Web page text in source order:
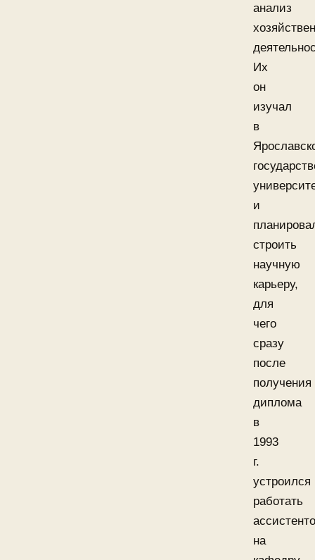
анализ
Их
он
изучал
в
и
строить
научную
карьеру,
для
чего
сразу
после
получения
диплома
в
1993
г.
устроился
работать
на